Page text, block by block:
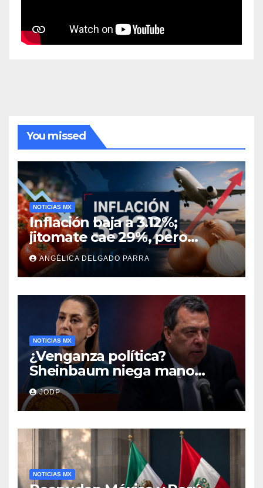
You missed
NOTICIAS MX
Inflación baja a 3.12%;
jitomate cae 29%, pero
cebolla y vuelos se
encarecen
ANGÉLICA DELGADO PARRA
NOTICIAS MX
¿Venganza política?
Sheinbaum niega mano
negra en captura de Ángel
Aguirre
JODP
NOTICIAS MX